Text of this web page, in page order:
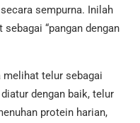
sempurna. Inilah
“pangan dengan
melihat telur sebagai
dengan baik, telur
protein harian,